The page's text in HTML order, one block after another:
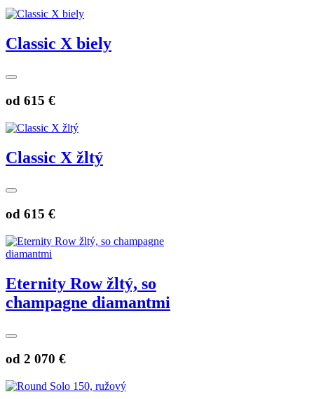
Classic X biely
od 615 €
Classic X žltý
od 615 €
Eternity Row žltý, so
champagne diamantmi
od 2 070 €